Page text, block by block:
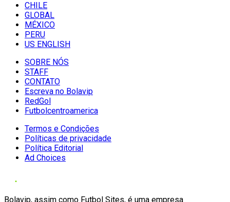
CHILE
GLOBAL
MÉXICO
PERU
US ENGLISH
SOBRE NÓS
STAFF
CONTATO
Escreva no Bolavip
RedGol
Futbolcentroamerica
Termos e Condições
Políticas de privacidade
Política Editorial
Ad Choices
Bolavip, assim como Futbol Sites, é uma empresa